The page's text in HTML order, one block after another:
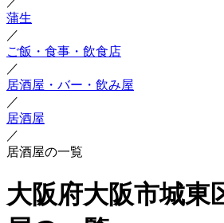
蒲生
／
ご飯・食事・飲食店
／
居酒屋・バー・飲み屋
／
居酒屋
／
居酒屋の一覧
大阪府大阪市城東